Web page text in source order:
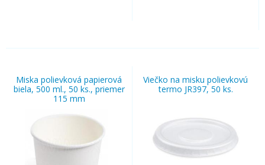
Miska polievková papierová
biela, 500 ml., 50 ks., priemer
115 mm
Viečko na misku polievkovú
termo JR397, 50 ks.